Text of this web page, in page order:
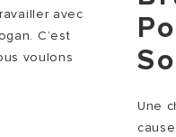
avec
C’est
voulons
Une